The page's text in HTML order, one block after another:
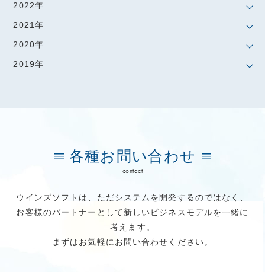
2022年
2021年
2020年
2019年
各種お問い合わせ
contact
ウインズソフトは、ただシステムを開発するのではなく、
お客様のパートナーとして新しいビジネスモデルを一緒に
考えます。
まずはお気軽にお問い合わせください。